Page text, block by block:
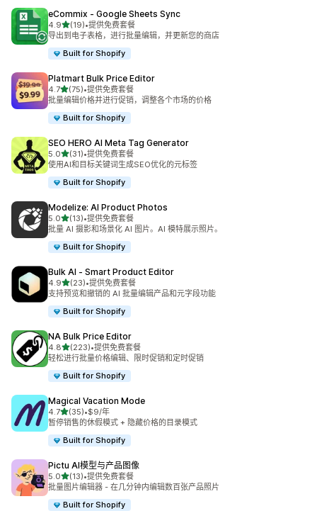
eCommix ‑ Google Sheets Sync
4.9星（满分 5 星）
(19)
总共 19 条评论
•提供免费套餐
导出到电子表格，进行批量编辑，并更新您的商店
Built for Shopify
Platmart Bulk Price Editor
4.7星（满分 5 星）
(75)
总共 75 条评论
•提供免费套餐
批量编辑价格并进行促销，调整各个市场的价格
Built for Shopify
SEO HERO AI Meta Tag Generator
5.0星（满分 5 星）
(31)
总共 31 条评论
•提供免费套餐
使用AI和目标关键词生成SEO优化的元标签
Built for Shopify
Modelize: AI Product Photos
5.0星（满分 5 星）
(13)
总共 13 条评论
•提供免费套餐
批量 AI 摄影和场景化 AI 图片。AI 模特展示照片。
Built for Shopify
Bulk AI ‑ Smart Product Editor
4.9星（满分 5 星）
(23)
总共 23 条评论
•提供免费套餐
支持预览和撤销的 AI 批量编辑产品和元字段功能
Built for Shopify
NA Bulk Price Editor
4.8星（满分 5 星）
(223)
总共 223 条评论
•提供免费套餐
轻松进行批量价格编辑、限时促销和定时促销
Built for Shopify
Magical Vacation Mode
4.7星（满分 5 星）
(35)
总共 35 条评论
•$9/年
暂停销售的休假模式 + 隐藏价格的目录模式
Built for Shopify
Pictu AI模型与产品图像
5.0星（满分 5 星）
(13)
总共 13 条评论
•提供免费套餐
批量图片编辑器 - 在几分钟内编辑数百张产品照片
Built for Shopify